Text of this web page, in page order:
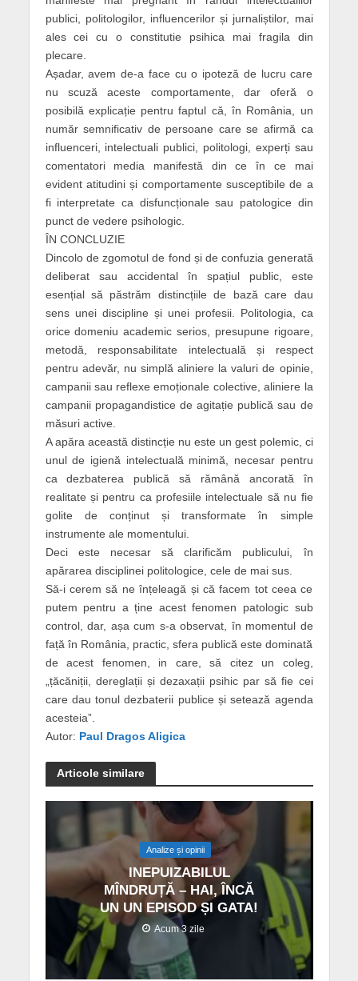
publici, politologilor, influencerilor și jurnaliștilor, mai
ales cei cu o constitutie psihica mai fragila din
plecare.
Așadar, avem de-a face cu o ipoteză de lucru care
nu scuză aceste comportamente, dar oferă o
posibilă explicație pentru faptul că, în România, un
număr semnificativ de persoane care se afirmă ca
influenceri, intelectuali publici, politologi, experți sau
comentatori media manifestă din ce în ce mai
evident atitudini și comportamente susceptibile de a
fi interpretate ca disfuncționale sau patologice din
punct de vedere psihologic.
ÎN CONCLUZIE
Dincolo de zgomotul de fond și de confuzia generată
deliberat sau accidental în spațiul public, este
esențial să păstrăm distincțiile de bază care dau
sens unei discipline și unei profesii. Politologia, ca
orice domeniu academic serios, presupune rigoare,
metodă, responsabilitate intelectuală și respect
pentru adevăr, nu simplă aliniere la valuri de opinie,
campanii sau reflexe emoționale colective, aliniere la
campanii propagandistice de agitație publică sau de
măsuri active.
A apăra această distincție nu este un gest polemic, ci
unul de igienă intelectuală minimă, necesar pentru
ca dezbaterea publică să rămână ancorată în
realitate și pentru ca profesiile intelectuale să nu fie
golite de conținut și transformate în simple
instrumente ale momentului.
Deci este necesar să clarificăm publicului, în
apărarea disciplinei politologice, cele de mai sus.
Să-i cerem să ne înțeleagă și că facem tot ceea ce
putem pentru a ține acest fenomen patologic sub
control, dar, așa cum s-a observat, în momentul de
față în România, practic, sfera publică este dominată
de acest fenomen, in care, să citez un coleg,
„țăcăniții, dereglații și dezaxații psihic par să fie cei
care dau tonul dezbaterii publice și setează agenda
acesteia”.
Autor: Paul Dragos Aligica
Articole similare
Analize și opinii
INEPUIZABILUL
MÎNDRUȚĂ – HAI, ÎNCĂ
UN UN EPISOD ȘI GATA!
Acum 3 zile